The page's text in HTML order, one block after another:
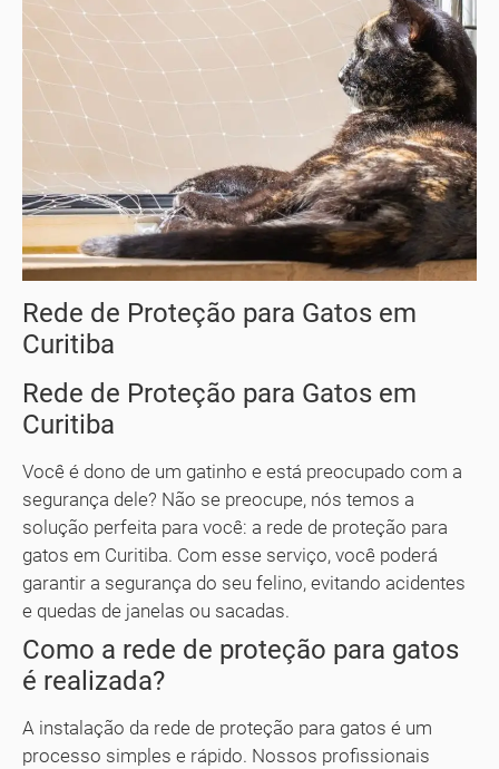
Rede de Proteção para Gatos em
Curitiba
Rede de Proteção para Gatos em
Curitiba
Você é dono de um gatinho e está preocupado com a
segurança dele? Não se preocupe, nós temos a
solução perfeita para você: a rede de proteção para
gatos em Curitiba. Com esse serviço, você poderá
garantir a segurança do seu felino, evitando acidentes
e quedas de janelas ou sacadas.
Como a rede de proteção para gatos
é realizada?
A instalação da rede de proteção para gatos é um
processo simples e rápido. Nossos profissionais